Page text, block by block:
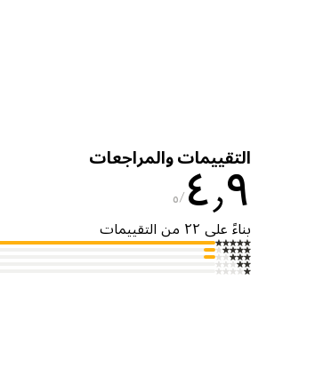
التقييمات والمراجعات
٤٫٩ ٥
بناءً على ٢٢ من التقييمات